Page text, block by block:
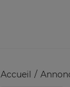
Accueil